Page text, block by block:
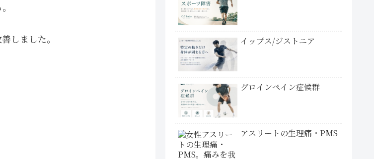
しました。 イップス/ジストニア
グロインペイン症候群
アスリートの生理痛・PMS